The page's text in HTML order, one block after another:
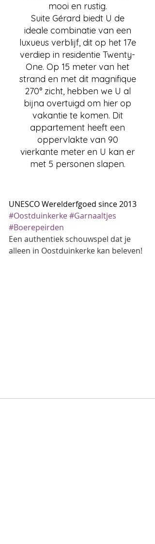
mooi en rustig.
Suite Gérard biedt U de
ideale combinatie van een
luxueus verblijf, dit op het 17e
verdiep in residentie Twenty-
One. Op 15 meter van het
strand en met dit magnifique
270° zicht, hebben we U al
bijna overtuigd om hier op
vakantie te komen. Dit
appartement heeft een
oppervlakte van 90
vierkante meter en U kan er
met 5 personen slapen.
UNESCO Werelderfgoed since 2013
#Oostduinkerke#Garnaaltjes
#Boerepeirden
Een authentiek schouwspel dat je
alleen in Oostduinkerke kan beleven!